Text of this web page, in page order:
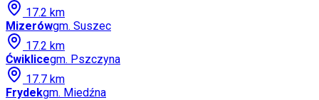
17.2 km
Mizerówgm. Suszec
17.2 km
Ćwiklicegm. Pszczyna
17.7 km
Frydekgm. Miedźna